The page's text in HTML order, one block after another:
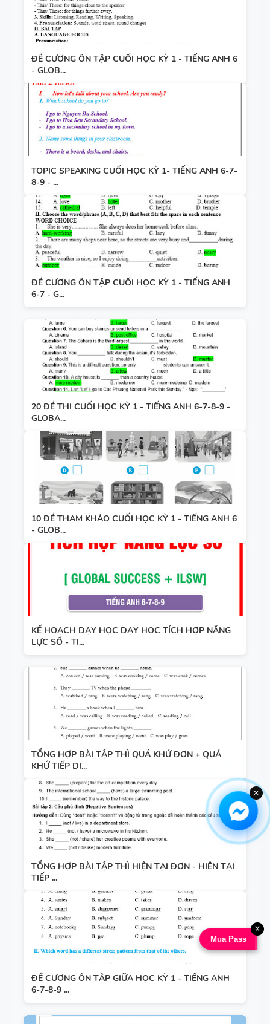
ĐỀ CƯƠNG ÔN TẬP CUỐI HỌC KỲ 1 - TIẾNG ANH 6
- GLOB...
TOPIC SPEAKING CUỐI HỌC KỲ 1- TIẾNG ANH 6-7-
8-9 - ...
ĐỀ CƯƠNG ÔN TẬP CUỐI HỌC KỲ 1 - TIẾNG ANH
6-7 - G...
20 ĐỀ THI CUỐI HỌC KỲ 1 - TIẾNG ANH 6-7-8-9 -
GLOBA...
10 ĐỀ THAM KHẢO CUỐI HỌC KỲ 1 - TIẾNG ANH 6
- GLOB...
KẾ HOẠCH DẠY HỌC DẠY HỌC TÍCH HỢP NĂNG
LỰC SỐ - TI...
TỔNG HỢP BÀI TẬP THÌ QUÁ KHỨ ĐƠN + QUÁ
KHỨ TIẾP DI...
TỔNG HỢP BÀI TẬP THÌ HIỆN TẠI ĐƠN - HIỆN TẠI
TIẾP ...
ĐỀ CƯƠNG ÔN TẬP GIỮA HỌC KỲ 1 - TIẾNG ANH
6-7-8-9 ...
Mua Pass
X
✕